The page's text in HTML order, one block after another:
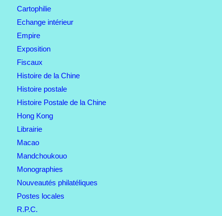
Cartophilie
Echange intérieur
Empire
Exposition
Fiscaux
Histoire de la Chine
Histoire postale
Histoire Postale de la Chine
Hong Kong
Librairie
Macao
Mandchoukouo
Monographies
Nouveautés philatéliques
Postes locales
R.P.C.